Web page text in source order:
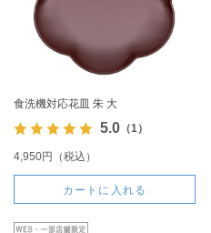
食洗機対応花皿 朱 大
5.0（1）
4,950円（税込）
カートに入れる